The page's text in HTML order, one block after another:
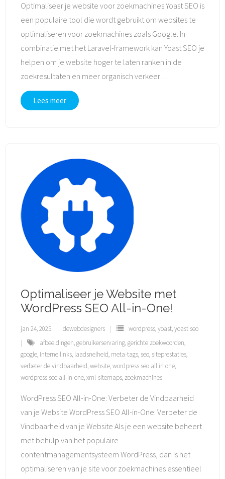
Optimaliseer je website voor zoekmachines Yoast SEO is
een populaire tool die wordt gebruikt om websites te
optimaliseren voor zoekmachines zoals Google. In
combinatie met het Laravel-framework kan Yoast SEO je
helpen om je website hoger te laten ranken in de
zoekresultaten en meer organisch verkeer…
Lees meer
Optimaliseer je Website met
WordPress SEO All-in-One!
jan 24, 2025 dewebdesigners wordpress,yoast,yoast seo
afbeeldingen,gebruikerservaring,gerichte zoekwoorden,
google, interne links, laadsnelheid, meta-tags, seo, siteprestaties,
verbeter de vindbaarheid,website,wordpress seo all in one,
wordpress seo all-in-one,xml-sitemaps, zoekmachines
WordPress SEO All-in-One: Verbeter de Vindbaarheid
van je Website WordPress SEO All-in-One: Verbeter de
Vindbaarheid van je Website Als je een website beheert
met behulp van het populaire
contentmanagementsysteem WordPress, dan is het
optimaliseren van je site voor zoekmachines essentieel